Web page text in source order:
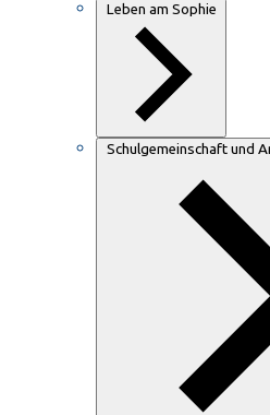
Leben am Sophie
Schulgemeinschaft und